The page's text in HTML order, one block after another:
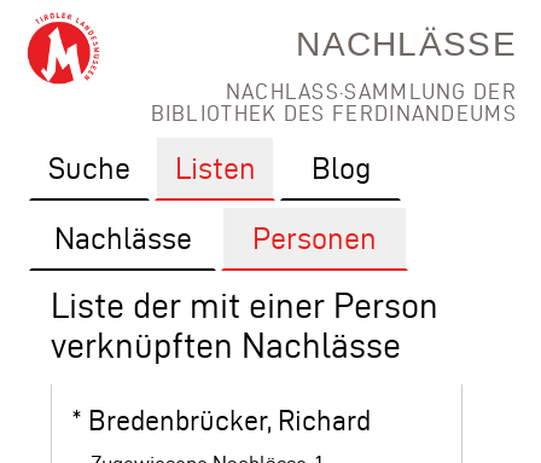
NACHLÄSSE
NACHLASS·SAMMLUNG DER
BIBLIOTHEK DES FERDINANDEUMS
Suche Listen Blog
Nachlässe Personen
Liste der mit einer Person
verknüpften Nachlässe
* Bredenbrücker, Richard